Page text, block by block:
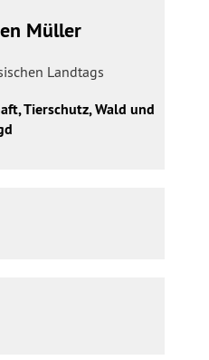
Müller
Landtags
Tierschutz, Wald und